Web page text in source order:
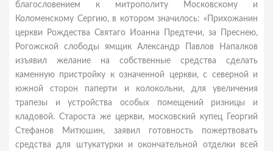
благословением к митрополиту Московскому и
Коломенскому Сергию, в котором значилось: «Прихожанин
церкви Рождества Святаго Иоанна Предтечи, за Преснею,
Рогожской слободы ямщик Александр Павлов Напалков
изъявил желание на собственные средства сделать
каменную пристройку к означенной церкви, с северной и
южной сторон паперти и колокольни, для увеличения
трапезы и устройства особых помещений ризницы и
кладовой. Староста же церкви, московский купец Георгий
Стефанов Митюшин, заявил готовность пожертвовать
средства для штукатурки и окончательной отделки всей